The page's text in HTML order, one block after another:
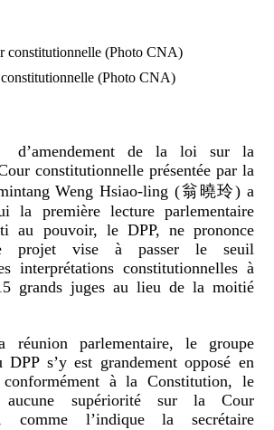
(Photo CNA)
d’amendement de la loi sur la
constitutionnelle présentée par la
Weng Hsiao-ling (翁曉玲) a
la première lecture parlementaire
au pouvoir, le DPP, ne prononce
projet vise à passer le seuil
interprétations constitutionnelles à
grands juges au lieu de la moitié
parlementaire, le groupe
DPP s’y est grandement opposé en
à la Constitution, le
aucune supériorité sur la Cour
comme l’indique la secrétaire